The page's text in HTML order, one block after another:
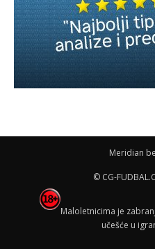
Meridian
© CG-
Maloletnicima je
učešće u